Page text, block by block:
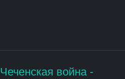
Чеченская война -